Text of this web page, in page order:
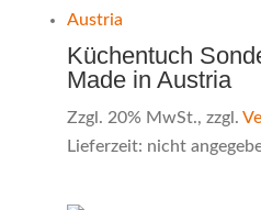
Küchentuch
Made in Austria
Zzgl. 20% MwSt., zzgl.
Lieferzeit: nicht